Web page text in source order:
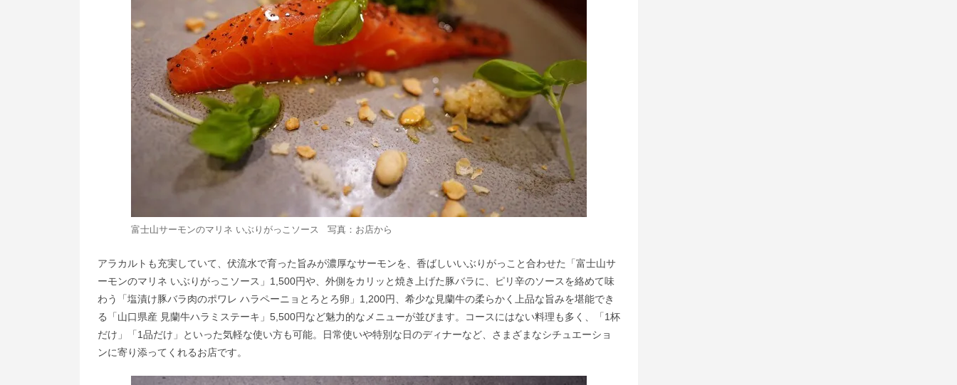
富士山サーモンのマリネ いぶりがっこソース 写真：お店から
アラカルトも充実していて、伏流水で育った旨みが濃厚なサーモンを、香ばしいいぶりがっこと合わせた「富士山サ
ーモンのマリネ いぶりがっこソース」1,500円や、外側をカリッと焼き上げた豚バラに、ピリ辛のソースを絡めて味
わう「塩漬け豚バラ肉のポワレ ハラペーニョとろとろ卵」1,200円、希少な見蘭牛の柔らかく上品な旨みを堪能でき
る「山口県産 見蘭牛ハラミステーキ」5,500円など魅力的なメニューが並びます。コースにはない料理も多く、「1杯
だけ」「1品だけ」といった気軽な使い方も可能。日常使いや特別な日のディナーなど、さまざまなシチュエーショ
ンに寄り添ってくれるお店です。